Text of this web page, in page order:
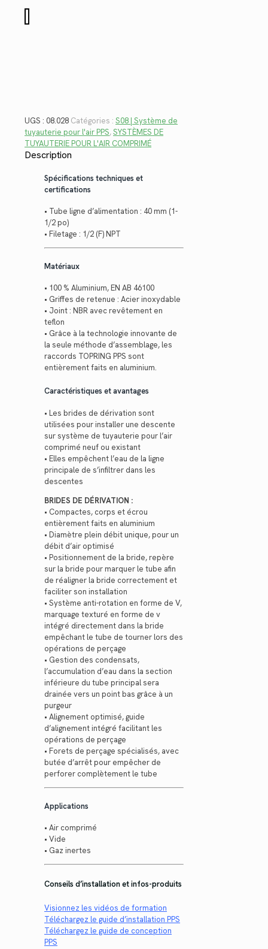
de
UGS : 08.028 Catégories : S08 | Système de
tuyauterie pour l'air PPS,SYSTÈMES DE
TUYAUTERIE POUR L'AIR COMPRIMÉ
Description
Spécifications techniques et
certifications
• Tube ligne d’alimentation : 40 mm (1-
1/2 po)
• Filetage : 1/2 (F) NPT
Matériaux
• 100 % Aluminium, EN AB 46100
• Griffes de retenue : Acier inoxydable
• Joint : NBR avec revêtement en
teflon
• Grâce à la technologie innovante de
la seule méthode d’assemblage, les
raccords TOPRING PPS sont
entièrement faits en aluminium.
Caractéristiques et avantages
• Les brides de dérivation sont
utilisées pour installer une descente
sur système de tuyauterie pour l’air
comprimé neuf ou existant
• Elles empêchent l’eau de la ligne
principale de s’infiltrer dans les
descentes
BRIDES DE DÉRIVATION :
• Compactes, corps et écrou
entièrement faits en aluminium
• Diamètre plein débit unique, pour un
débit d’air optimisé
• Positionnement de la bride, repère
sur la bride pour marquer le tube afin
de réaligner la bride correctement et
faciliter son installation
• Système anti-rotation en forme de V,
marquage texturé en forme de v
intégré directement dans la bride
empêchant le tube de tourner lors des
opérations de perçage
• Gestion des condensats,
l’accumulation d’eau dans la section
inférieure du tube principal sera
drainée vers un point bas grâce à un
purgeur
• Alignement optimisé, guide
d’alignement intégré facilitant les
opérations de perçage
• Forets de perçage spécialisés, avec
butée d’arrêt pour empêcher de
perforer complètement le tube
Applications
• Air comprimé
• Vide
• Gaz inertes
Conseils d’installation et infos-produits
Visionnez les vidéos de formation
Téléchargez le guide d’installation PPS
Téléchargez le guide de conception
PPS